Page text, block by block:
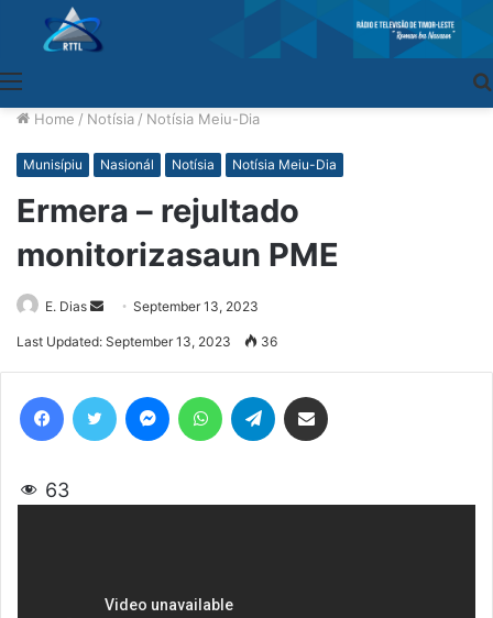
Home / Notísia / Notísia Meiu-Dia
Munisípiu Nasionál Notísia Notísia Meiu-Dia
Ermera – rejultado
monitorizasaun PME
E. Dias
Send
an
September 13, 2023
Last Updated: September 13, 2023 36
63